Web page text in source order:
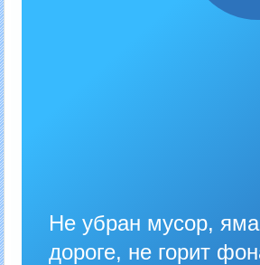
Не убран мусор,
дороге, не горит